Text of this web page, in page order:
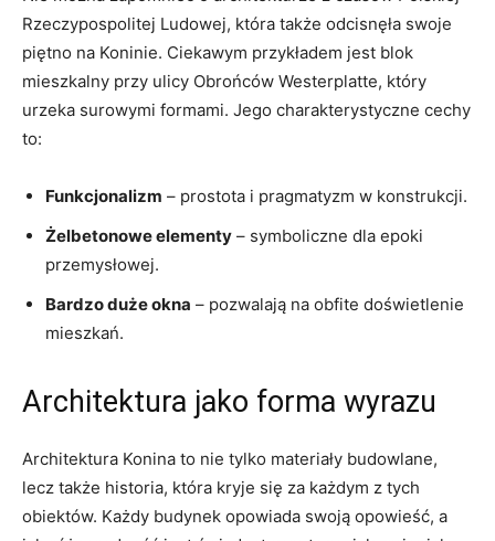
Rzeczypospolitej Ludowej, która także odcisnęła swoje
piętno na Koninie.‌ Ciekawym przykładem jest blok
mieszkalny przy ulicy Obrońców Westerplatte, który
urzeka ‍surowymi formami. ⁣Jego charakterystyczne cechy
to:
Funkcjonalizm – prostota i pragmatyzm w konstrukcji.
Żelbetonowe elementy – symboliczne⁣ dla epoki
przemysłowej.
Bardzo duże okna – pozwalają na obfite doświetlenie
mieszkań.
Architektura jako forma wyrazu
Architektura Konina to‍ nie ‍tylko materiały⁢ budowlane,
lecz ‍także historia, która kryje się​ za każdym z tych
obiektów. Każdy budynek opowiada swoją opowieść, a